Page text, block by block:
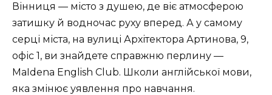
Вінниця — місто з душею, де віє атмосферою
затишку й водночас руху вперед. А у самому
серці міста, на вулиці Архітектора Артинова, 9,
офіс 1, ви знайдете справжню перлину —
MaIdena English Club. Школи англійської мови,
яка змінює уявлення про навчання.